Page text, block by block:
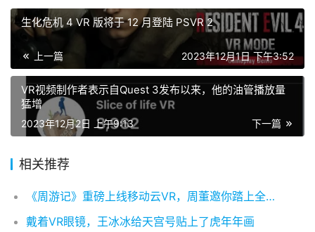
源
下
V
坛
区
生化危机 4 VR 版将于 12 月登陆 PSVR 2
上一篇 2023年12月1日 下午3:52
VR视频制作者表示自Quest 3发布以来，他的油管播放量
猛增
下一篇
2023年12月2日 上午9:13
相关推荐
《周游记》重磅上线移动云VR，周董邀你踏上全新奇妙之旅
戴着VR眼镜，王冰冰给天宫号贴上了虎年年画